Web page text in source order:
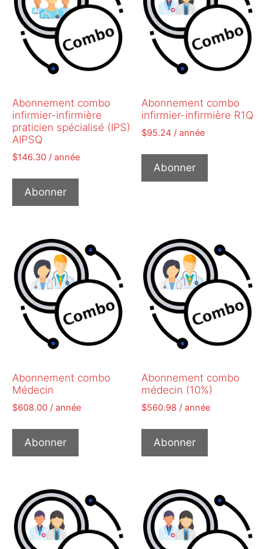
Abonnement combo
infirmier-infirmière
praticien spécialisé (IPS)
AIPSQ
$146.30 / année
Abonner
Abonnement combo
infirmier-infirmière R1Q
$95.24 / année
Abonner
Abonnement combo
Médecin
$608.00 / année
Abonner
Abonnement combo
médecin (10%)
$560.98 / année
Abonner